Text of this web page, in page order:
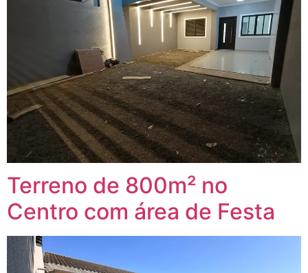
Terreno de 800m² no
Centro com área de Festa